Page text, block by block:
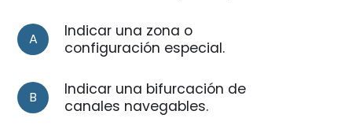
A
Indicar una zona o
configuración especial.
B
Indicar una bifurcación de
canales navegables.